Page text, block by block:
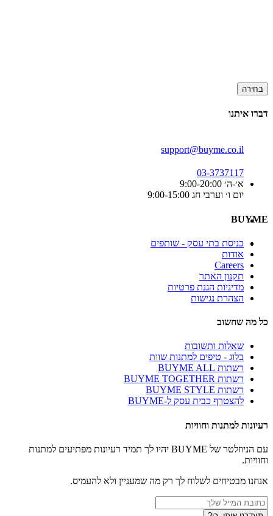
בחירה
דברו איתנו
support@buyme.co.il
03-3737117
א׳-ה׳ 9:00-20:00
יום ו׳ וערבי חג 9:00-15:00
BUYME
כניסת בתי עסק - שותפים
אודות
Careers
תקנון האתר
מדיניות הגנת פרטיות
הצהרת נגישות
כל מה שחשוב
שאלות ותשובות
בלוג - טיפים למתנות שוות
רשתות BUYME ALL
רשתות BUYME TOGETHER
רשתות BUYME STYLE
להצטרף כבית עסק ל-BUYME
רעיונות למתנות וחוויות
עם הניוזלטר של BUYME יהיו לך תמיד רעיונות מפתיעים למתנות
וחוויות.
אנחנו מבטיחים לשלוח לך רק מה שמעניין ולא להעמיס.